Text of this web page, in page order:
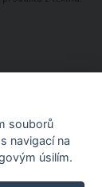
souborů
navigací na
úsilím.